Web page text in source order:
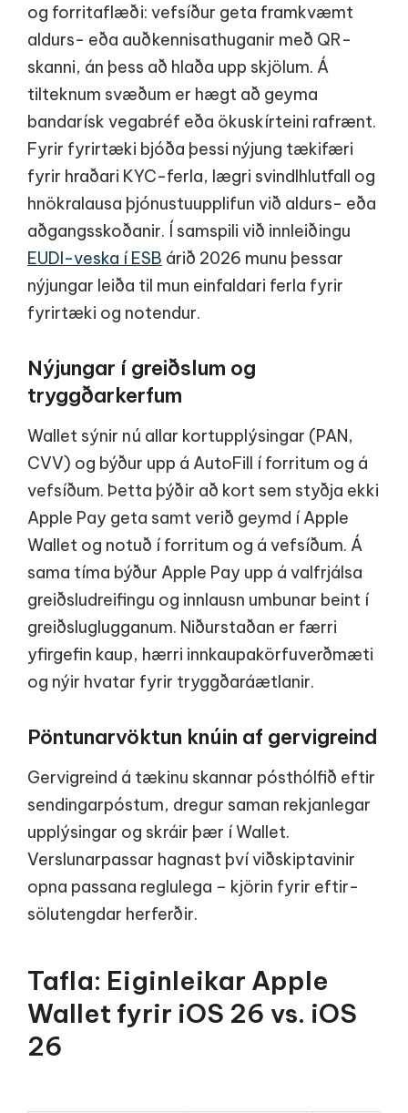
og forritaflæði: vefsíður geta framkvæmt
aldurs- eða auðkennisathuganir með QR-
skanni, án þess að hlaða upp skjölum. Á
tilteknum svæðum er hægt að geyma
bandarísk vegabréf eða ökuskírteini rafrænt.
Fyrir fyrirtæki bjóða þessi nýjung tækifæri
fyrir hraðari KYC-ferla, lægri svindlhlutfall og
hnökralausa þjónustuupplifun við aldurs- eða
aðgangsskoðanir. Í samspili við innleiðingu
EUDI-veska í ESB árið 2026 munu þessar
nýjungar leiða til mun einfaldari ferla fyrir
fyrirtæki og notendur.
Nýjungar í greiðslum og
tryggðarkerfum
Wallet sýnir nú allar kortupplýsingar (PAN,
CVV) og býður upp á AutoFill í forritum og á
vefsíðum. Þetta þýðir að kort sem styðja ekki
Apple Pay geta samt verið geymd í Apple
Wallet og notuð í forritum og á vefsíðum. Á
sama tíma býður Apple Pay upp á valfrjálsa
greiðsludreifingu og innlausn umbunar beint í
greiðsluglugganum. Niðurstaðan er færri
yfirgefin kaup, hærri innkaupakörfuverðmæti
og nýir hvatar fyrir tryggðaráætlanir.
Pöntunarvöktun knúin af gervigreind
Gervigreind á tækinu skannar pósthólfið eftir
sendingarpóstum, dregur saman rekjanlegar
upplýsingar og skráir þær í Wallet.
Verslunarpassar hagnast því viðskiptavinir
opna passana reglulega – kjörin fyrir eftir­
sölutengdar herferðir.
Tafla: Eiginleikar Apple
Wallet fyrir iOS 26 vs. iOS
26